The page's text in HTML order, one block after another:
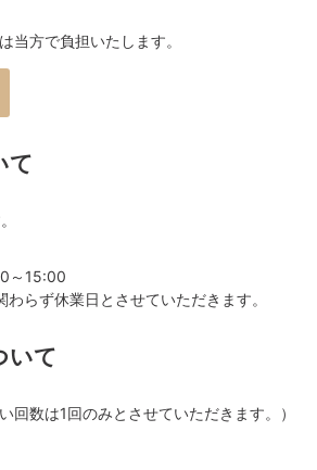
当方で負担いたします。
て
～15:00
らず休業日とさせていただきます。
いて
回数は1回のみとさせていただきます。）